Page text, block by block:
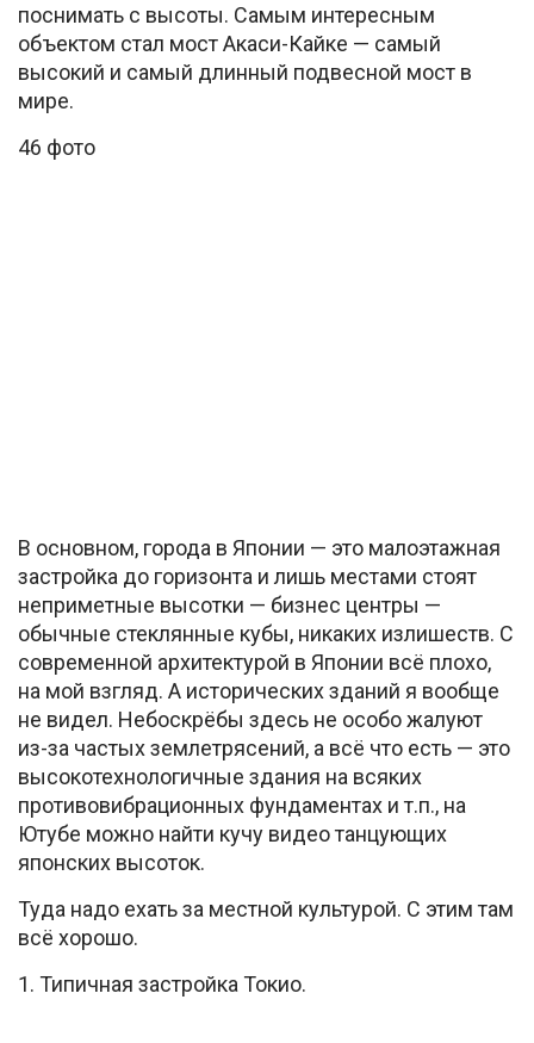
поснимать с высоты. Самым интересным
объектом стал мост Акаси-Кайке — самый
высокий и самый длинный подвесной мост в
мире.
46 фото
В основном, города в Японии — это малоэтажная
застройка до горизонта и лишь местами стоят
неприметные высотки — бизнес центры —
обычные стеклянные кубы, никаких излишеств. С
современной архитектурой в Японии всё плохо,
на мой взгляд. А исторических зданий я вообще
не видел. Небоскрёбы здесь не особо жалуют
из-за частых землетрясений, а всё что есть — это
высокотехнологичные здания на всяких
противовибрационных фундаментах и т.п., на
Ютубе можно найти кучу видео танцующих
японских высоток.
Туда надо ехать за местной культурой. С этим там
всё хорошо.
1. Типичная застройка Токио.